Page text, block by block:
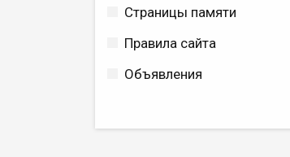
Страницы памяти
Правила сайта
Объявления